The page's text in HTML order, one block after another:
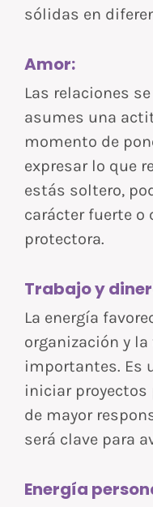
sólidas en
Amor:
Las relaciones
asumes una
momento de
expresar lo que
estás soltero,
carácter fuerte o
protectora.
Trabajo y
La energía
organización y
importantes. Es
iniciar
de mayor
será clave para
Energía